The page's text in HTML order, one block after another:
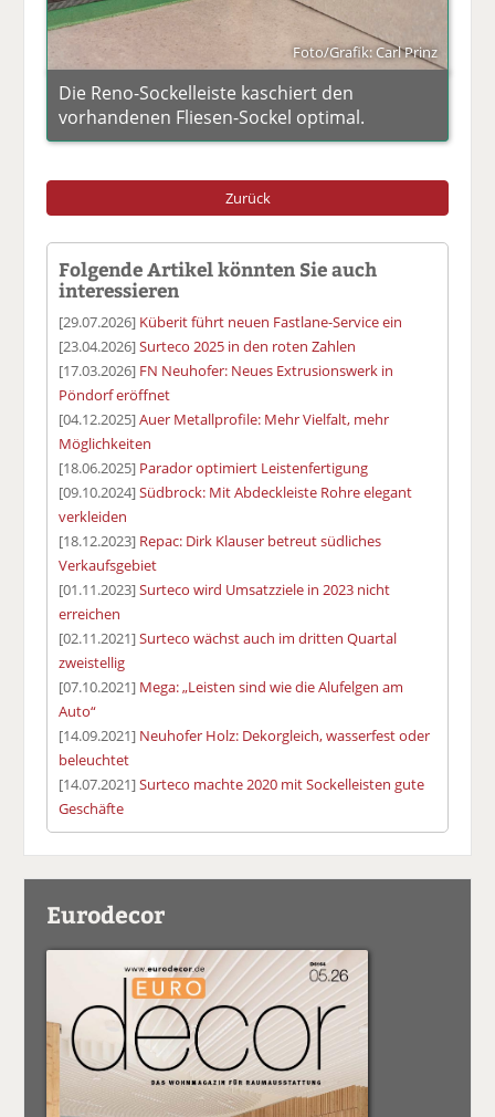
Foto/Grafik: Carl Prinz
Die Reno-Sockelleiste kaschiert den
vorhandenen Fliesen-Sockel optimal.
Zurück
Folgende Artikel könnten Sie auch
interessieren
[29.07.2026] Küberit führt neuen Fastlane-Service ein
[23.04.2026]Surteco 2025 in den roten Zahlen
[17.03.2026] FN Neuhofer: Neues Extrusionswerk in
Pöndorf eröffnet
[04.12.2025]Auer Metallprofile: Mehr Vielfalt, mehr
Möglichkeiten
[18.06.2025] Parador optimiert Leistenfertigung
[09.10.2024]Südbrock: Mit Abdeckleiste Rohre elegant
verkleiden
[18.12.2023] Repac: Dirk Klauser betreut südliches
Verkaufsgebiet
[01.11.2023]Surteco wird Umsatzziele in 2023 nicht
erreichen
[02.11.2021]Surteco wächst auch im dritten Quartal
zweistellig
[07.10.2021] Mega: „Leisten sind wie die Alufelgen am
Auto“
[14.09.2021] Neuhofer Holz: Dekorgleich, wasserfest oder
beleuchtet
[14.07.2021]Surteco machte 2020 mit Sockelleisten gute
Geschäfte
Eurodecor